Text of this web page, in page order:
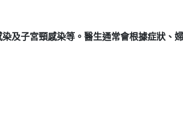
及子宮頸感染等。醫生通常會根據症狀、